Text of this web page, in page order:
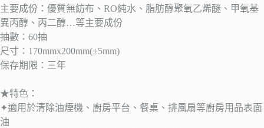
主要成份：優質無紡布、RO純水、脂肪醇聚氧乙烯醚、甲氧基
異丙醇、丙二醇…等主要成份
抽數：60抽
尺寸：170mmx200mm(±5mm)
保存期限：三年
★特色：
✦適用於清除油煙機、廚房平台、餐桌、排風扇等廚房用品表面
油